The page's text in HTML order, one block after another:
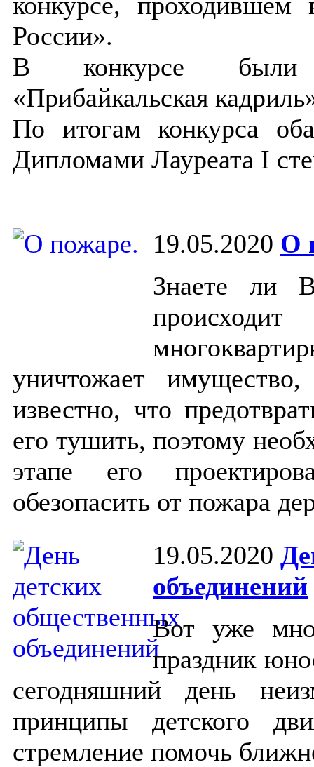
России».
В конкурсе были
«Прибайкальская
По итогам конкурса
Дипломами Лауреата I
19.05.2020 О
Знаете ли
уничтожает
известно, что
его тушить, поэтому
этапе его
обезопасить от пожара
19.05.2020
объединений
Вот уже
праздник
сегодняшний день
принципы детского
стремление помочь